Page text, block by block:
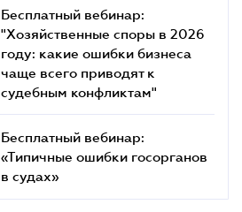
Бесплатный вебинар:
"Хозяйственные споры в 2026
году: какие ошибки бизнеса
чаще всего приводят к
судебным конфликтам"
Бесплатный вебинар:
«Типичные ошибки госорганов
в судах»